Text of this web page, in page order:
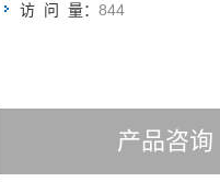
访 问 量： 844
产品咨询